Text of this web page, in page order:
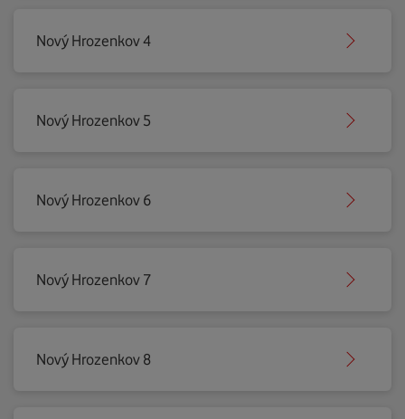
Nový Hrozenkov 4
Nový Hrozenkov 5
Nový Hrozenkov 6
Nový Hrozenkov 7
Nový Hrozenkov 8